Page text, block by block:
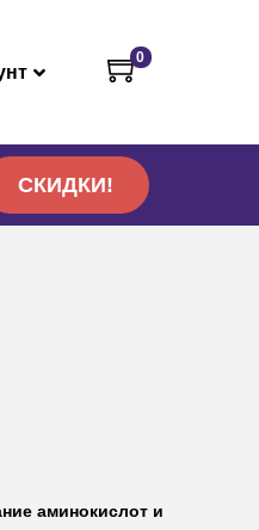
0
СКИДКИ!
аминокислот и